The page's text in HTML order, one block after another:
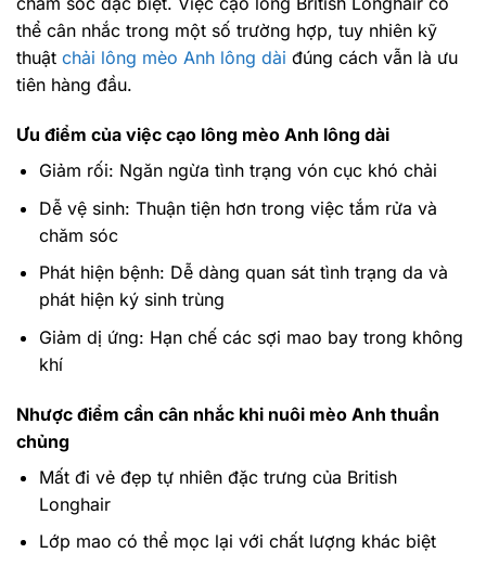
thể cân nhắc trong một số trường hợp, tuy nhiên kỹ
thuật chải lông mèo Anh lông dài đúng cách vẫn là ưu
tiên hàng đầu.
Ưu điểm của việc cạo lông mèo Anh lông dài
Giảm rối: Ngăn ngừa tình trạng vón cục khó chải
Dễ vệ sinh: Thuận tiện hơn trong việc tắm rửa và
chăm sóc
Phát hiện bệnh: Dễ dàng quan sát tình trạng da và
phát hiện ký sinh trùng
Giảm dị ứng: Hạn chế các sợi mao bay trong không
khí
Nhược điểm cần cân nhắc khi nuôi mèo Anh thuần
chủng
Mất đi vẻ đẹp tự nhiên đặc trưng của British
Longhair
Lớp mao có thể mọc lại với chất lượng khác biệt